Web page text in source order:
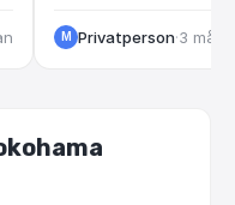
M Privatperson·3